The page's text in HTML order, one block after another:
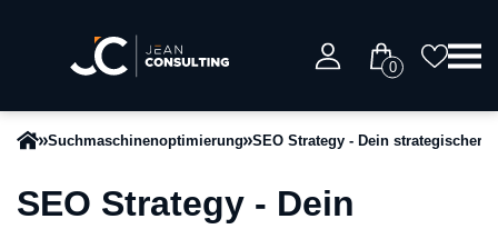
0
Suchmaschinenoptimierung SEO Strategy - Dein strategischer
SEO Strategy - Dein